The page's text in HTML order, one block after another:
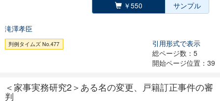
￥550 サンプル
滝澤孝臣
判例タイムズ No.477
引用形式で表示
総ページ数：5
開始ページ位置：39
＜家事実務研究2＞ある名の変更、戸籍訂正事件の審
判